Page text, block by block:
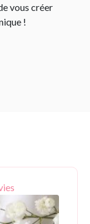
vous créer
!